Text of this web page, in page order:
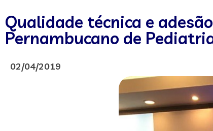
Qualidade técnica e
Pernambucano de
02/04/2019